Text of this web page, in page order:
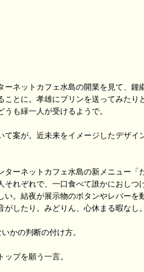
ーネットカフェ水島の開業を見て、鐘
ことに。孝雄にプリンを送ってみたり
も緑一人が受けるようで。
て案が。近未来をイメージしたデザイ
ターネットカフェ水島の新メニュー「
それぞれで、一口食べて誰かにおしつ
い。結夜が展示物のボタンやレバーを
がしたり。みどりん、心休まる暇なし
かの判断の付け方。
プを願う一言。